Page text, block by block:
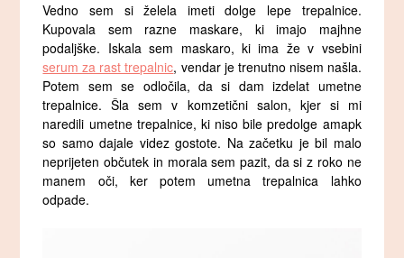
Vedno sem si želela imeti dolge lepe trepalnice.
Kupovala sem razne maskare, ki imajo majhne
podaljške. Iskala sem maskaro, ki ima že v vsebini
serum za rast trepalnic, vendar je trenutno nisem našla.
Potem sem se odločila, da si dam izdelat umetne
trepalnice. Šla sem v komzetični salon, kjer si mi
naredili umetne trepalnice, ki niso bile predolge amapk
so samo dajale videz gostote. Na začetku je bil malo
neprijeten občutek in morala sem pazit, da si z roko ne
manem oči, ker potem umetna trepalnica lahko
odpade.